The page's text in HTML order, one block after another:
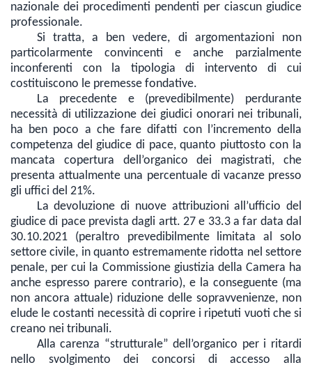
nazionale dei procedimenti pendenti per ciascun giudice
professionale.
Si tratta, a ben vedere, di argomentazioni non
particolarmente convincenti e anche parzialmente
inconferenti con la tipologia di intervento di cui
costituiscono le premesse fondative.
La precedente e (prevedibilmente) perdurante
necessità di utilizzazione dei giudici onorari nei tribunali,
ha ben poco a che fare difatti con l’incremento della
competenza del giudice di pace, quanto piuttosto con la
mancata copertura dell’organico dei magistrati, che
presenta attualmente una percentuale di vacanze presso
gli uffici del 21%.
La devoluzione di nuove attribuzioni all’ufficio del
giudice di pace prevista dagli artt. 27 e 33.3 a far data dal
30.10.2021 (peraltro prevedibilmente limitata al solo
settore civile, in quanto estremamente ridotta nel settore
penale, per cui la Commissione giustizia della Camera ha
anche espresso parere contrario), e la conseguente (ma
non ancora attuale) riduzione delle sopravvenienze, non
elude le costanti necessità di coprire i ripetuti vuoti che si
creano nei tribunali.
Alla carenza “strutturale” dell’organico per i ritardi
nello svolgimento dei concorsi di accesso alla